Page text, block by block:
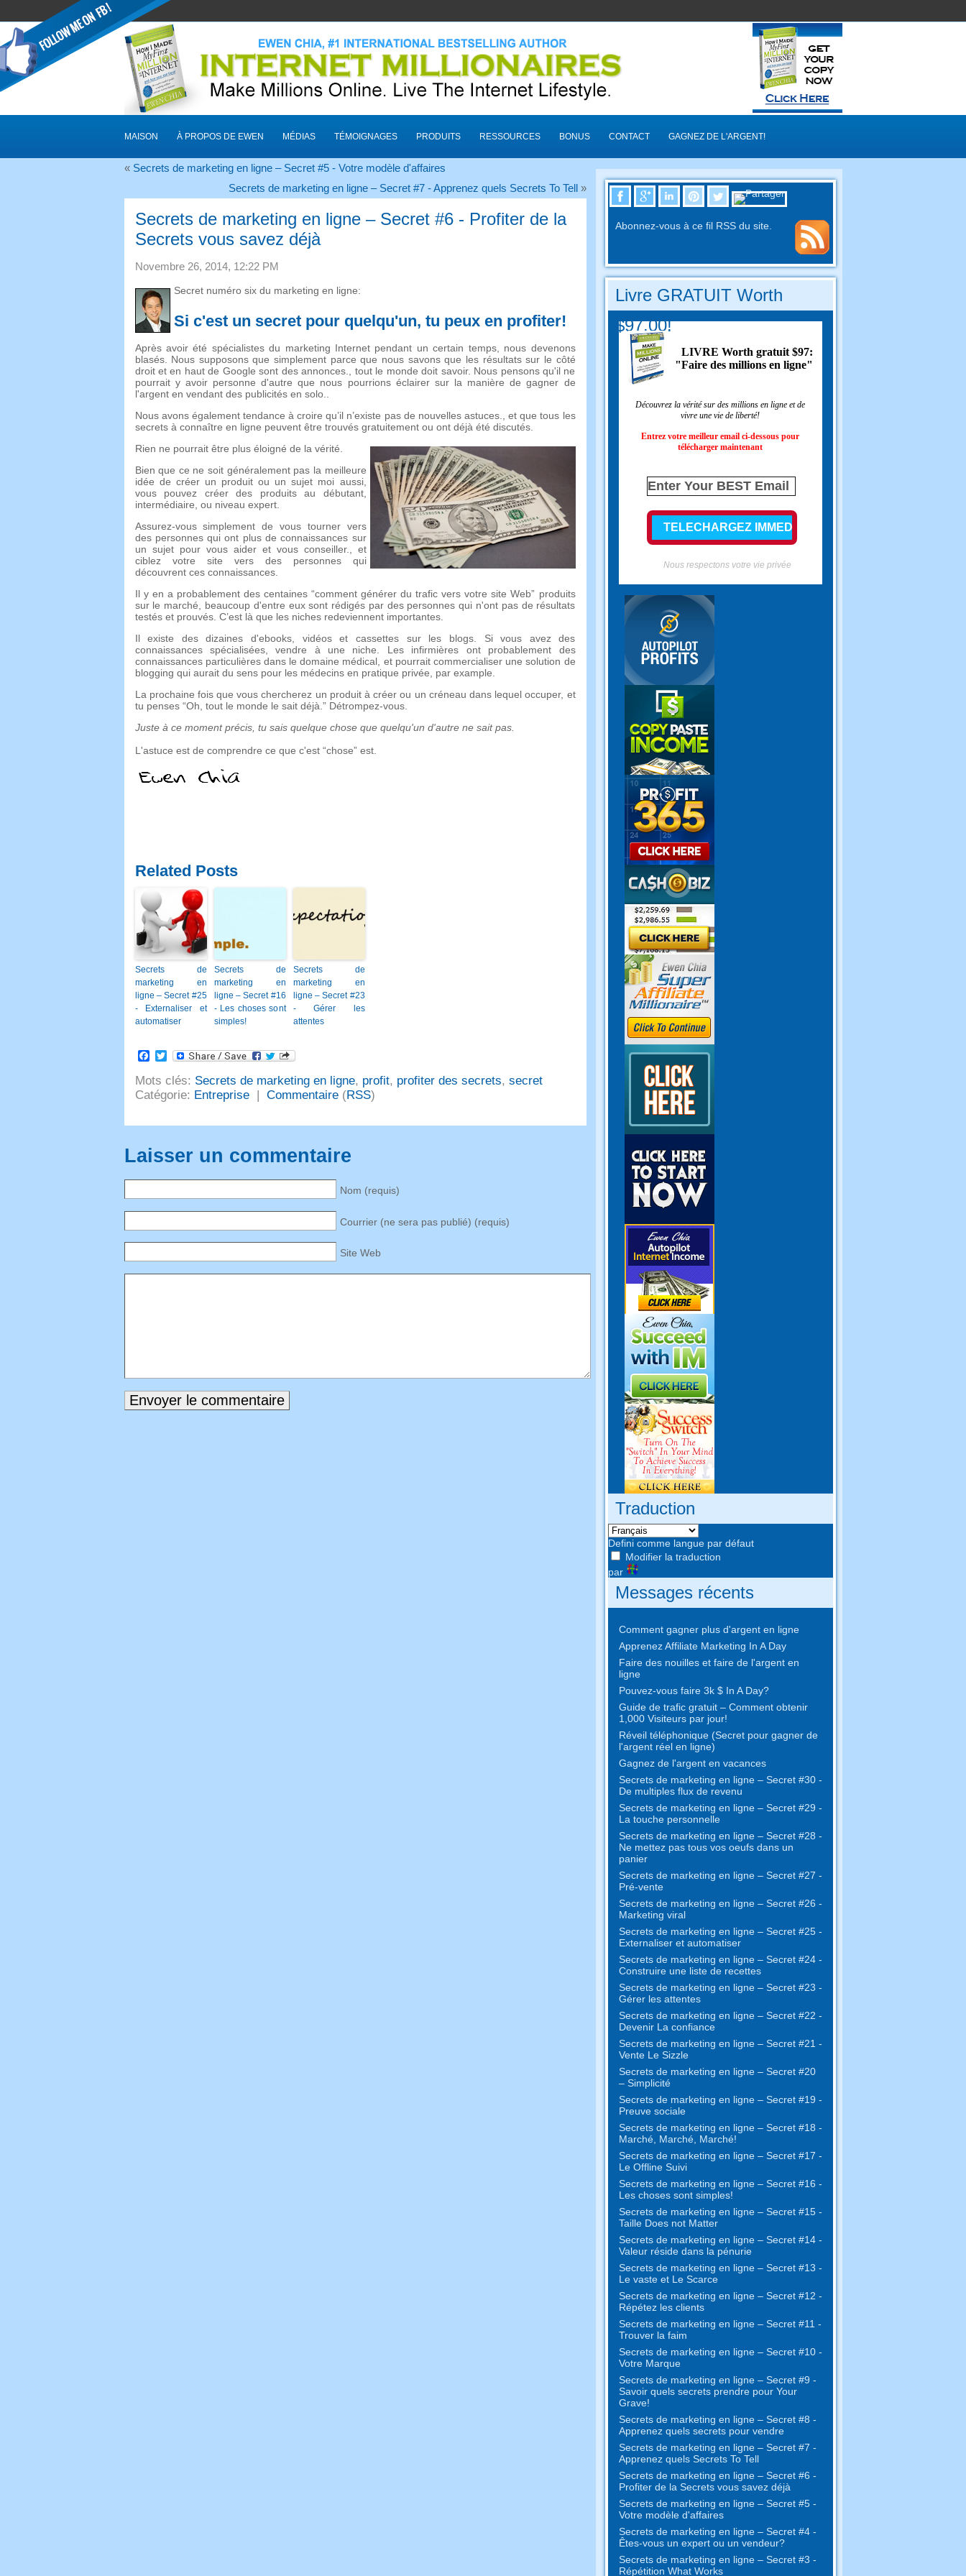
MAISON À PROPOS DE EWEN MÉDIAS TÉMOIGNAGES PRODUITS RESSOURCES BONUS CONTACT GAGNEZ DE L'ARGENT!
« Secrets de marketing en ligne – Secret #5 - Votre modèle d'affaires
Secrets de marketing en ligne – Secret #7 - Apprenez quels Secrets To Tell»
Secrets de marketing en ligne – Secret #6 - Profiter de la
Secrets vous savez déjà
Novembre 26, 2014, 12:22 PM
Secret numéro six du marketing en ligne:
Si c'est un secret pour quelqu'un, tu peux en profiter!
Après avoir été spécialistes du marketing Internet pendant un certain temps, nous devenons
blasés. Nous supposons que simplement parce que nous savons que les résultats sur le côté
droit et en haut de Google sont des annonces., tout le monde doit savoir. Nous pensons qu'il ne
pourrait y avoir personne d'autre que nous pourrions éclairer sur la manière de gagner de
l'argent en vendant des publicités en solo..
Nous avons également tendance à croire qu’il n’existe pas de nouvelles astuces., et que tous les
secrets à connaître en ligne peuvent être trouvés gratuitement ou ont déjà été discutés.
Rien ne pourrait être plus éloigné de la vérité.
Bien que ce ne soit généralement pas la meilleure
idée de créer un produit ou un sujet moi aussi,
vous pouvez créer des produits au débutant,
intermédiaire, ou niveau expert.
Assurez-vous simplement de vous tourner vers
des personnes qui ont plus de connaissances sur
un sujet pour vous aider et vous conseiller., et
ciblez votre site vers des personnes qui
découvrent ces connaissances.
Il y en a probablement des centaines “comment générer du trafic vers votre site Web” produits
sur le marché, beaucoup d'entre eux sont rédigés par des personnes qui n'ont pas de résultats
testés et prouvés. C’est là que les niches redeviennent importantes.
Il existe des dizaines d'ebooks, vidéos et cassettes sur les blogs. Si vous avez des
connaissances spécialisées, vendre à une niche. Les infirmières ont probablement des
connaissances particulières dans le domaine médical, et pourrait commercialiser une solution de
blogging qui aurait du sens pour les médecins en pratique privée, par example.
La prochaine fois que vous chercherez un produit à créer ou un créneau dans lequel occuper, et
tu penses “Oh, tout le monde le sait déjà.” Détrompez-vous.
Juste à ce moment précis, tu sais quelque chose que quelqu'un d'autre ne sait pas.
L'astuce est de comprendre ce que c'est “chose” est.
Related Posts
Secrets de
marketing en
ligne – Secret #25
- Externaliser et
automatiser
Secrets de
marketing en
ligne – Secret #16
- Les choses sont
simples!
Secrets de
marketing en
ligne – Secret #23
- Gérer les
attentes
Facebook
Twitter
Mots clés: Secrets de marketing en ligne, profit, profiter des secrets, secret
Catégorie: Entreprise| Commentaire(RSS)
Laisser un commentaire
Nom (requis)
Courrier (ne sera pas publié) (requis)
Site Web
Abonnez-vous à ce fil RSS du site.
Livre GRATUIT Worth
$97.00!
LIVRE Worth gratuit $97:
"Faire des millions en ligne"
Découvrez la vérité sur des millions en ligne et de
vivre une vie de liberté!
Entrez votre meilleur email ci-dessous pour
télécharger maintenant
Nous respectons votre vie privée
Traduction
Defini comme langue par défaut
Modifier la traduction
par
Messages récents
Comment gagner plus d'argent en ligne
Apprenez Affiliate Marketing In A Day
Faire des nouilles et faire de l'argent en
ligne
Pouvez-vous faire 3k $ In A Day?
Guide de trafic gratuit – Comment obtenir
1,000 Visiteurs par jour!
Réveil téléphonique (Secret pour gagner de
l'argent réel en ligne)
Gagnez de l'argent en vacances
Secrets de marketing en ligne – Secret #30 -
De multiples flux de revenu
Secrets de marketing en ligne – Secret #29 -
La touche personnelle
Secrets de marketing en ligne – Secret #28 -
Ne mettez pas tous vos oeufs dans un
panier
Secrets de marketing en ligne – Secret #27 -
Pré-vente
Secrets de marketing en ligne – Secret #26 -
Marketing viral
Secrets de marketing en ligne – Secret #25 -
Externaliser et automatiser
Secrets de marketing en ligne – Secret #24 -
Construire une liste de recettes
Secrets de marketing en ligne – Secret #23 -
Gérer les attentes
Secrets de marketing en ligne – Secret #22 -
Devenir La confiance
Secrets de marketing en ligne – Secret #21 -
Vente Le Sizzle
Secrets de marketing en ligne – Secret #20
– Simplicité
Secrets de marketing en ligne – Secret #19 -
Preuve sociale
Secrets de marketing en ligne – Secret #18 -
Marché, Marché, Marché!
Secrets de marketing en ligne – Secret #17 -
Le Offline Suivi
Secrets de marketing en ligne – Secret #16 -
Les choses sont simples!
Secrets de marketing en ligne – Secret #15 -
Taille Does not Matter
Secrets de marketing en ligne – Secret #14 -
Valeur réside dans la pénurie
Secrets de marketing en ligne – Secret #13 -
Le vaste et Le Scarce
Secrets de marketing en ligne – Secret #12 -
Répétez les clients
Secrets de marketing en ligne – Secret #11 -
Trouver la faim
Secrets de marketing en ligne – Secret #10 -
Votre Marque
Secrets de marketing en ligne – Secret #9 -
Savoir quels secrets prendre pour Your
Grave!
Secrets de marketing en ligne – Secret #8 -
Apprenez quels secrets pour vendre
Secrets de marketing en ligne – Secret #7 -
Apprenez quels Secrets To Tell
Secrets de marketing en ligne – Secret #6 -
Profiter de la Secrets vous savez déjà
Secrets de marketing en ligne – Secret #5 -
Votre modèle d'affaires
Secrets de marketing en ligne – Secret #4 -
Êtes-vous un expert ou un vendeur?
Secrets de marketing en ligne – Secret #3 -
Répétition What Works